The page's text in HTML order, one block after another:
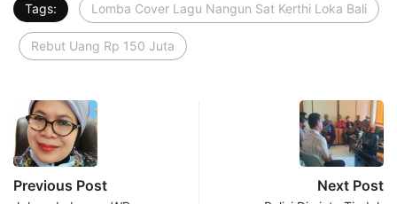
Tags: Lomba Cover Lagu Nangun Sat Kerthi Loka Bali
Rebut Uang Rp 150 Juta
Previous Post Next Post